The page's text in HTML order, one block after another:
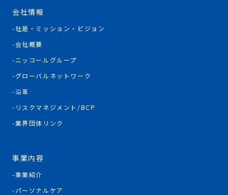
会社情報
社是・ミッション・ビジョン
会社概要
ニッコールグループ
グローバルネットワーク
沿革
リスクマネジメント/BCP
業界団体リンク
事業内容
事業紹介
パーソナルケア